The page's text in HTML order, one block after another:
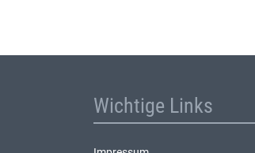
Wichtige Links